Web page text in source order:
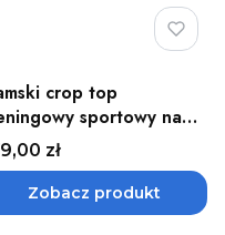
crop top
sportowy na
CEP
zł
Zobacz produkt